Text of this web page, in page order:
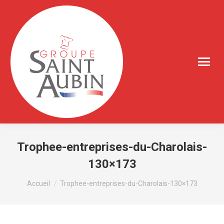
Trophee-entreprises-du-Charolais-
130×173
Vous êtes ici :
Accueil Trophee-entreprises-du-Charolais-130×173